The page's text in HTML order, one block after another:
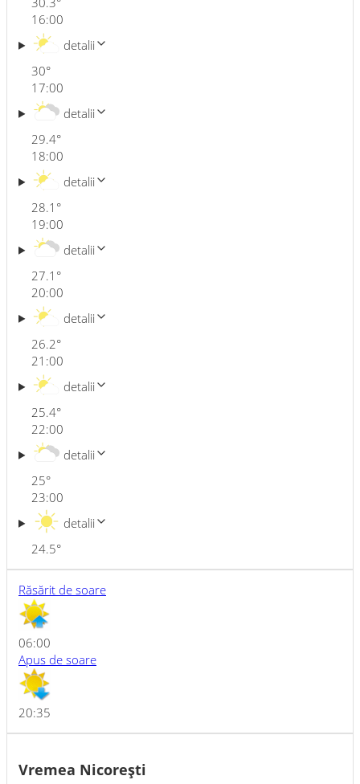
16:00
30°
detalii
17:00
29.4°
detalii
18:00
28.1 °
detalii
19:00
27.1 °
detalii
20:00
26.2°
detalii
21:00
25.4°
detalii
22:00
25°
detalii
23:00
24.5°
detalii
Răsărit de soare
06:00
Apus de soare
20:35
Vremea Nicoreşti